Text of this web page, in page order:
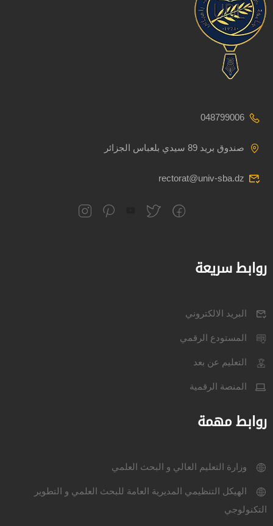
048799006
صندوق بريد 89 سيدي بلعباس الجزائر
rectorat@univ-sba.dz
روابط سريعة
البريد الالكتروني
المستودع الرقمي
التعليم عن بعد
المنصة الرقمية
روابط مهمة
وزارة التعليم العالي و البحث العلمي
الهيكل التنظيمي المديرية العامة للبحث العلمي و التطوير
التكنولوجي